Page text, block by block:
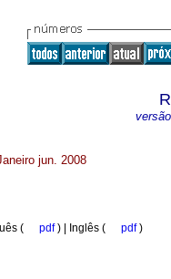
jun. 2008
( pdf) | Inglês ( pdf)